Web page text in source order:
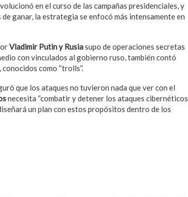
en el curso de las campañas presidenciales, y
ganar, la estrategia se enfocó más intensamente en
Vladimir Putin y Rusiasupo de operaciones secretas
con vinculados al gobierno ruso, también contó
como “trolls”.
que los ataques no tuvieron nada que ver con el
necesita “combatir y detener los ataques cibernéticos
un plan con estos propósitos dentro de los